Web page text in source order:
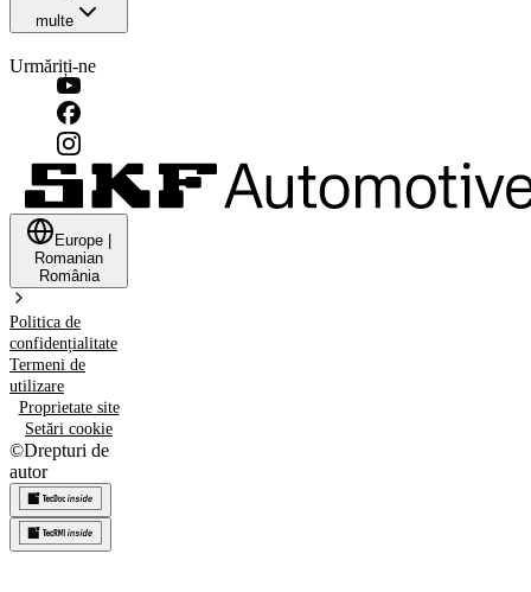
multe
Urmăriți-ne
Europe
Romanian
România
Politica de
confidențialitate
Termeni de
utilizare
Proprietate site
Setări cookie
©Drepturi de
autor